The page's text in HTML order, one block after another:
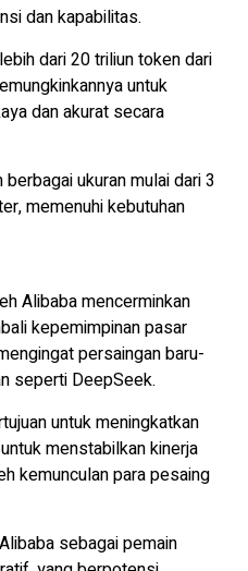
dan kapabilitas.
dari 20 triliun token dari
untuk
dan akurat secara
ukuran mulai dari 3
memenuhi kebutuhan
Alibaba mencerminkan
kepemimpinan pasar
persaingan baru-
seperti DeepSeek.
untuk meningkatkan
menstabilkan kinerja
kemunculan para pesaing
sebagai pemain